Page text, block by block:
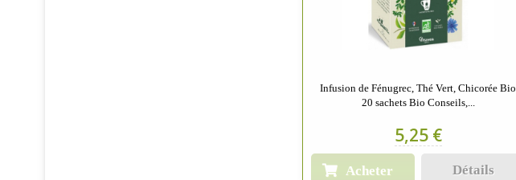
Infusion de Fénugrec, Thé Vert, Chicorée Bio
20 sachets Bio Conseils,...
5,25 €
Acheter Détails